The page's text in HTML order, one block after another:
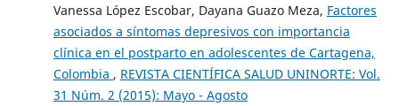
Vanessa López Escobar, Dayana Guazo Meza, Factores
asociados a síntomas depresivos con importancia
clínica en el postparto en adolescentes de Cartagena,
Colombia , REVISTA CIENTÍFICA SALUD UNINORTE: Vol.
31 Núm. 2 (2015): Mayo - Agosto